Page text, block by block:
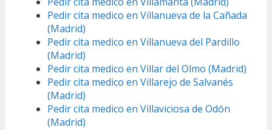
Pedir cita medico en Villanueva de la Cañada
(Madrid)
Pedir cita medico en Villanueva del Pardillo
(Madrid)
Pedir cita medico en Villar del Olmo (Madrid)
Pedir cita medico en Villarejo de Salvanés
(Madrid)
Pedir cita medico en Villaviciosa de Odón
(Madrid)